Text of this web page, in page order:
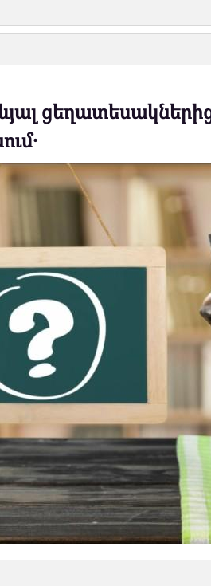
ցեղատեսակներից